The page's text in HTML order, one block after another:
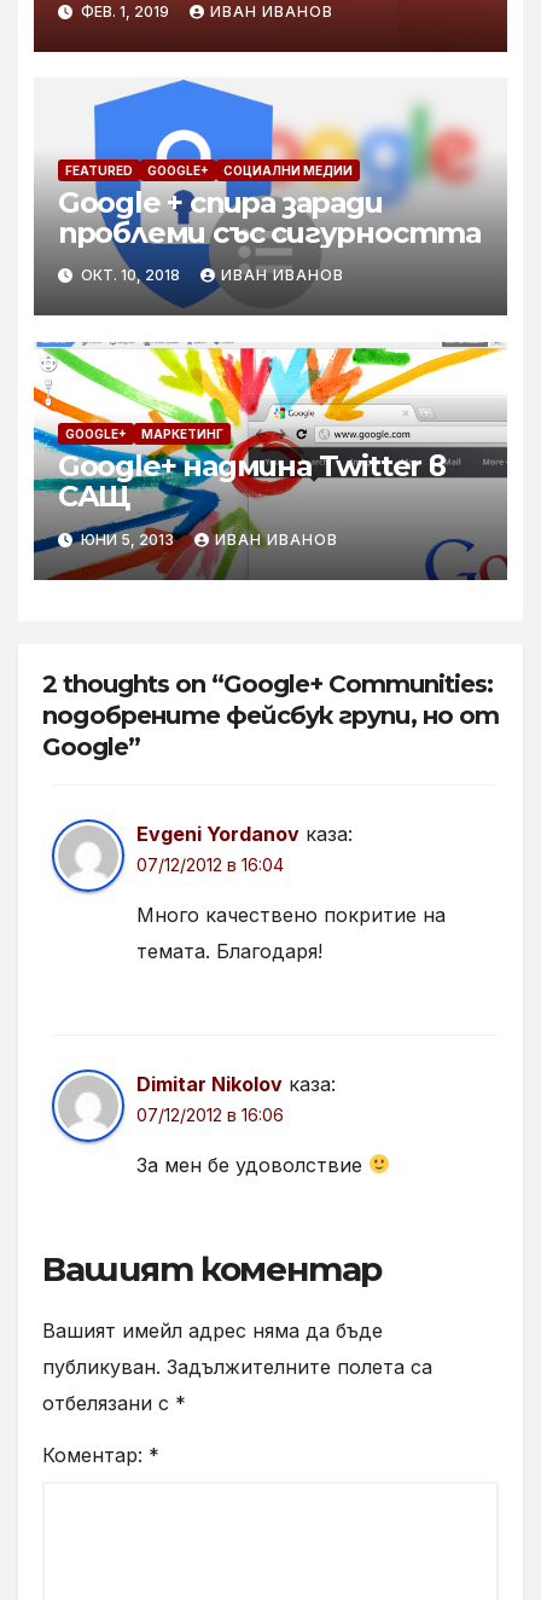
ФЕВ. 1, 2019 ИВАН ИВАНОВ
FEATURED GOOGLE+ СОЦИАЛНИ МЕДИИ
Google + спира заради
проблеми със сигурността
ОКТ. 10, 2018 ИВАН ИВАНОВ
GOOGLE+ МАРКЕТИНГ
Google+ надмина Twitter в
САЩ
ЮНИ 5, 2013 ИВАН ИВАНОВ
2 thoughts on “Google+ Communities:
подобрените фейсбук групи, но от
Google”
Evgeni Yordanov каза:
07/12/2012 в 16:04
Много качествено покритие на
темата. Благодаря!
Dimitar Nikolov каза:
07/12/2012 в 16:06
За мен бе удоволствие
Вашият коментар
Вашият имейл адрес няма да бъде
публикуван. Задължителните полета са
отбелязани с *
Коментар: *